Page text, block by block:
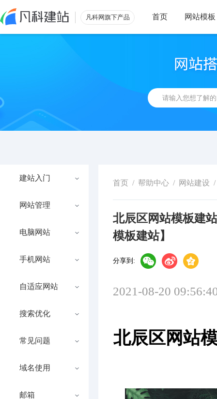
凡科网旗下产品 首页 网站模板
建站入门
网站管理
电脑网站
手机网站
自适应网站
搜索优化
常见问题
域名使用
邮箱
首页 / 帮助中心 / 网站建设 /
北辰区网站模板建
模板建站】
分享到:
2021-08-20
北辰区网站